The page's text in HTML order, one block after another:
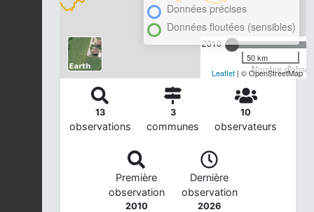
2010
Nombre
Données précises
Données floutées (sensibles)
50 km
Leaflet | © OpenStreetMap
13
observations
3
communes
10
observateurs
Première
observation
2010
Dernière
observation
2026